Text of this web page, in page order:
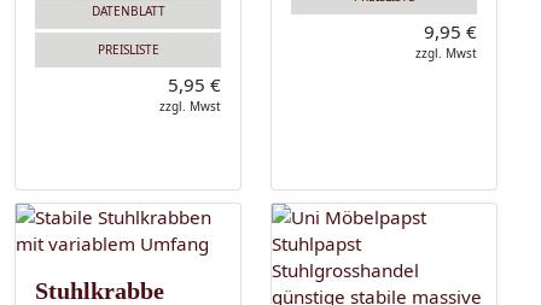
DATENBLATT
PREISLISTE
5,95 €
zzgl. Mwst
9,95 €
zzgl. Mwst
Stuhlkrabbe